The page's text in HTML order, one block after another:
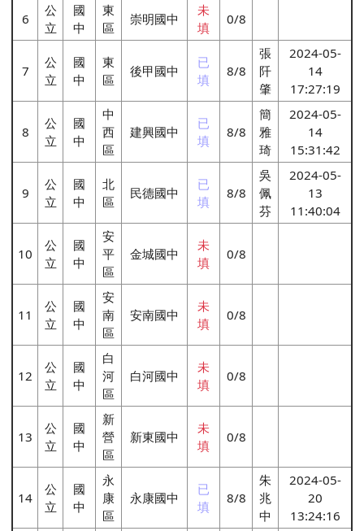
6
公
立
國
中
東
區
崇明國中
未
填
0/8
7
公
立
國
中
東
區
後甲國中
已
填
8/8
張
阡
肇
2024-05-
14
17:27:19
8
公
立
國
中
中
西
區
建興國中
已
填
8/8
簡
雅
琦
2024-05-
14
15:31:42
9
公
立
國
中
北
區
民德國中
已
填
8/8
吳
佩
芬
2024-05-
13
11:40:04
10
公
立
國
中
安
平
區
金城國中
未
填
0/8
11
公
立
國
中
安
南
區
安南國中
未
填
0/8
12
公
立
國
中
白
河
區
白河國中
未
填
0/8
13
公
立
國
中
新
營
區
新東國中
未
填
0/8
14
公
立
國
中
永
康
區
永康國中
已
填
8/8
朱
兆
中
2024-05-
20
13:24:16